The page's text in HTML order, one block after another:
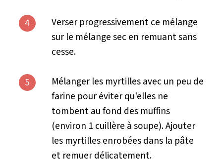
4
Verser progressivement ce mélange
sur le mélange sec en remuant sans
cesse.
5
Mélanger les myrtilles avec un peu de
farine pour éviter qu'elles ne
tombent au fond des muffins
(environ 1 cuillère à soupe). Ajouter
les myrtilles enrobées dans la pâte
et remuer délicatement.